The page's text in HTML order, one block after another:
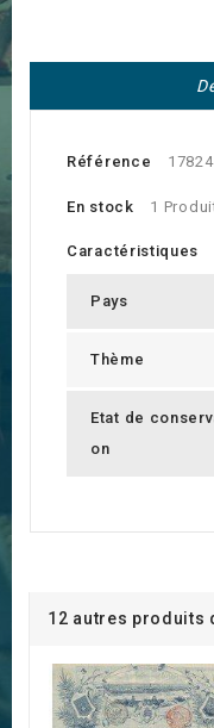
Référence 17824
En stock 1
Caractéristiques
Pays
Thème
Etat de
on
12 autres produits